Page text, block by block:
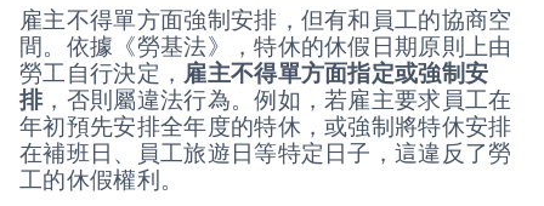
雇主不得單方面強制安排，但有和員工的協商空
間。依據《勞基法》，特休的休假日期原則上由
勞工自行決定， 雇主不得單方面指定或強制安
排，否則屬違法行為。例如，若雇主要求員工在
年初預先安排全年度的特休，或強制將特休安排
在補班日、員工旅遊日等特定日子，這違反了勞
工的休假權利。